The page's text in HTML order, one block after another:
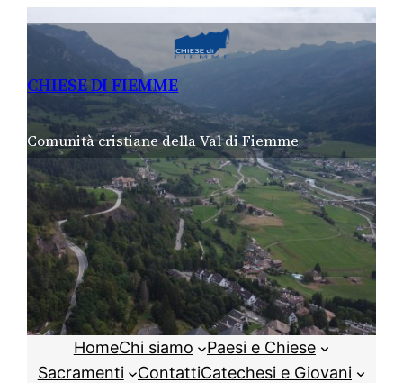
CHIESE DI FIEMME
Comunità cristiane della Val di Fiemme
HomeChi siamo
Paesi e Chiese
Sacramenti
ContattiCatechesi e Giovani